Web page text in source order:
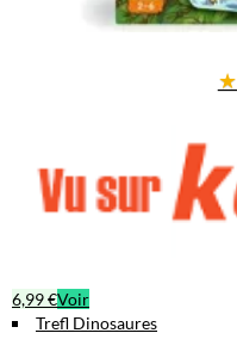
★
6,99 €Voir
Trefl Dinosaures